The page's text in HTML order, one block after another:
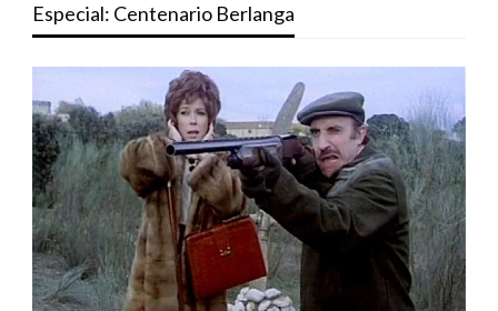
Especial: Centenario Berlanga